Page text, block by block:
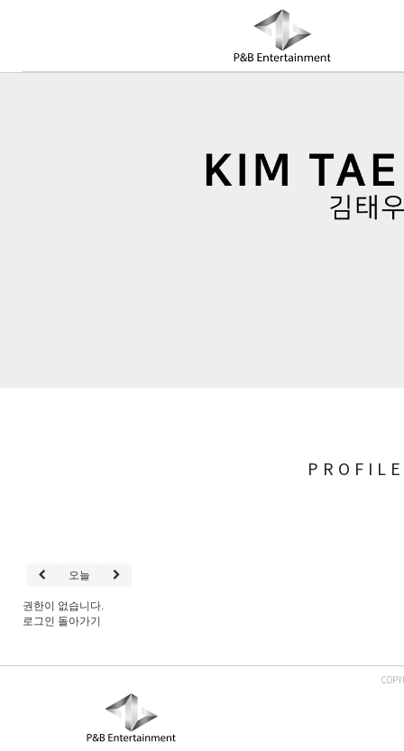
COMPANY
PROFILE
오늘
권한이 없습니다.
로그인 돌아가기